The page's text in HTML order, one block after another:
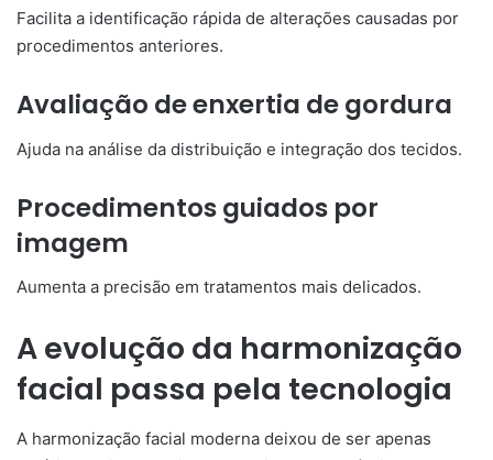
Facilita a identificação rápida de alterações causadas por
procedimentos anteriores.
Avaliação de enxertia de gordura
Ajuda na análise da distribuição e integração dos tecidos.
Procedimentos guiados por
imagem
Aumenta a precisão em tratamentos mais delicados.
A evolução da harmonização
facial passa pela tecnologia
A harmonização facial moderna deixou de ser apenas